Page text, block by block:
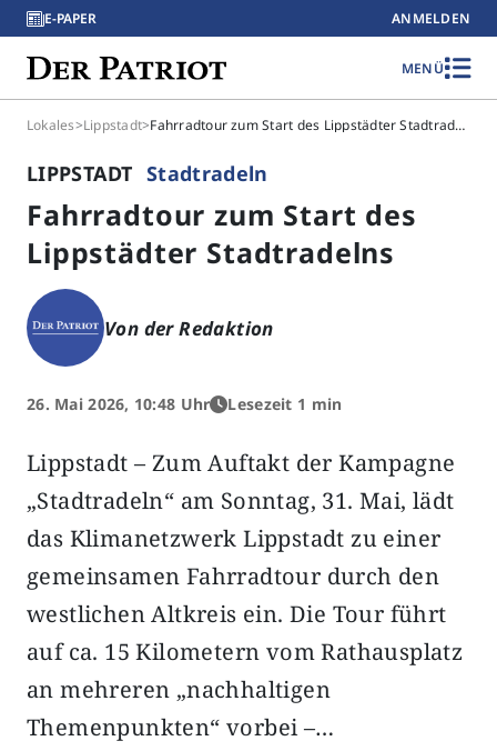
E-PAPER ANMELDEN
MENÜ
Lokales>Lippstadt> Fahrradtour zum Start des Lippstädter Stadtradelns
LIPPSTADT Stadtradeln
Fahrradtour zum Start des
Lippstädter Stadtradelns
Von der Redaktion
26. Mai 2026, 10:48 Uhr Lesezeit 1 min
Lippstadt – Zum Auftakt der Kampagne
„Stadtradeln“ am Sonntag, 31. Mai, lädt
das Klimanetzwerk Lippstadt zu einer
gemeinsamen Fahrradtour durch den
westlichen Altkreis ein. Die Tour führt
auf ca. 15 Kilometern vom Rathausplatz
an mehreren „nachhaltigen
Themenpunkten“ vorbei –…